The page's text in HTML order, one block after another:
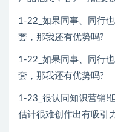
1-22_如果同事、同行
套，那我还有优势吗?
1-22_如果同事、同行
套，那我还有优势吗?
1-23_很认同知识营销!
估计很难创作出有吸引